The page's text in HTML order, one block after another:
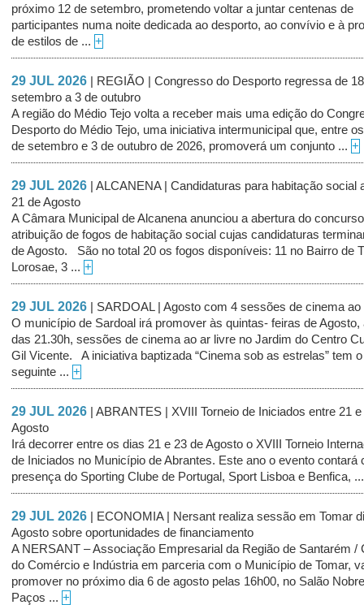
próximo 12 de setembro, prometendo voltar a juntar centenas de
participantes numa noite dedicada ao desporto, ao convívio e à
de estilos de ... +
29 JUL 2026
| REGIÃO | Congresso do Desporto regressa de
setembro a 3 de outubro
A região do Médio Tejo volta a receber mais uma edição do
Desporto do Médio Tejo, uma iniciativa intermunicipal que, entre
de setembro e 3 de outubro de 2026, promoverá um conjunto ... +
29 JUL 2026
| ALCANENA | Candidaturas para habitação social
21 de Agosto
A Câmara Municipal de Alcanena anunciou a abertura do
atribuição de fogos de habitação social cujas candidaturas
de Agosto. São no total 20 os fogos disponíveis: 11 no Bairro de
Lorosae, 3 ... +
29 JUL 2026
| SARDOAL | Agosto com 4 sessões de cinema ao
O município de Sardoal irá promover às quintas- feiras de Agosto,
das 21.30h, sessões de cinema ao ar livre no Jardim do Centro
Gil Vicente. A iniciativa baptizada “Cinema sob as estrelas” tem o
seguinte ... +
29 JUL 2026
| ABRANTES | XVIII Torneio de Iniciados entre 21
Agosto
Irá decorrer entre os dias 21 e 23 de Agosto o XVIII Torneio
de Iniciados no Município de Abrantes. Este ano o evento contará
presença do Sporting Clube de Portugal, Sport Lisboa e Benfica,
29 JUL 2026
| ECONOMIA | Nersant realiza sessão em Tomar
Agosto sobre oportunidades de financiamento
A NERSANT – Associação Empresarial da Região de Santarém /
do Comércio e Indústria em parceria com o Município de Tomar,
promover no próximo dia 6 de agosto pelas 16h00, no Salão
Paços ... +